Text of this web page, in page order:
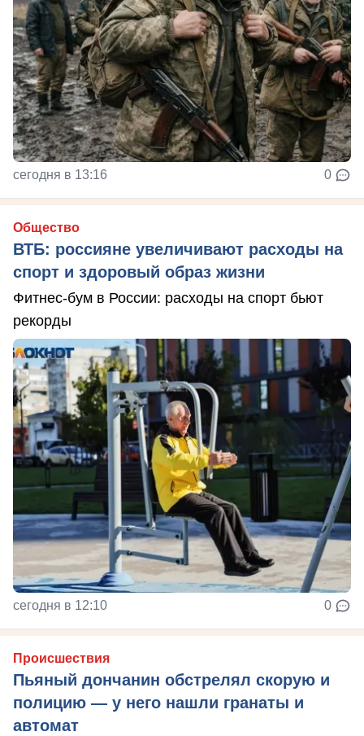
сегодня в 13:16 0
Общество
ВТБ: россияне увеличивают расходы на
спорт и здоровый образ жизни
Фитнес-бум в России: расходы на спорт бьют
рекорды
сегодня в 12:10 0
Происшествия
Пьяный дончанин обстрелял скорую и
полицию — у него нашли гранаты и
автомат